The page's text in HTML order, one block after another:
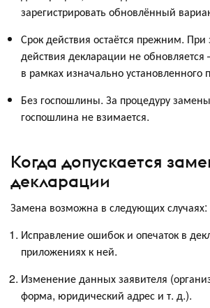
зарегистрировать обновлённый
Срок действия остаётся прежним. При
действия декларации не
в рамках изначально установленного
Без госпошлины. За процедуру
госпошлина не взимается.
Когда допускается
декларации
Замена возможна в следующих случаях:
Исправление ошибок и опечаток в
приложениях к ней.
Изменение данных заявителя
форма, юридический адрес и т. д.).